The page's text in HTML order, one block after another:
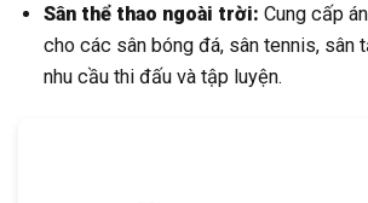
Sân thể thao ngoài trời: Cung cấp
cho các sân bóng đá, sân tennis, sân
nhu cầu thi đấu và tập luyện.